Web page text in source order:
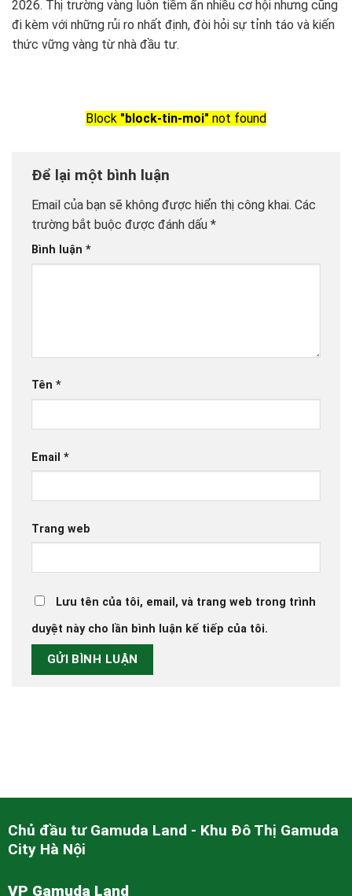
2026. Thị trường vàng luôn tiềm ẩn nhiều cơ hội nhưng cũng
đi kèm với những rủi ro nhất định, đòi hỏi sự tỉnh táo và kiến
thức vững vàng từ nhà đầu tư.
Block "block-tin-moi" not found
Để lại một bình luận
Email của bạn sẽ không được hiển thị công khai. Các
trường bắt buộc được đánh dấu *
Bình luận *
Tên *
Email *
Trang web
Lưu tên của tôi, email, và trang web trong trình
duyệt này cho lần bình luận kế tiếp của tôi.
Chủ đầu tư Gamuda Land - Khu Đô Thị Gamuda
City Hà Nội
VP Gamuda Land